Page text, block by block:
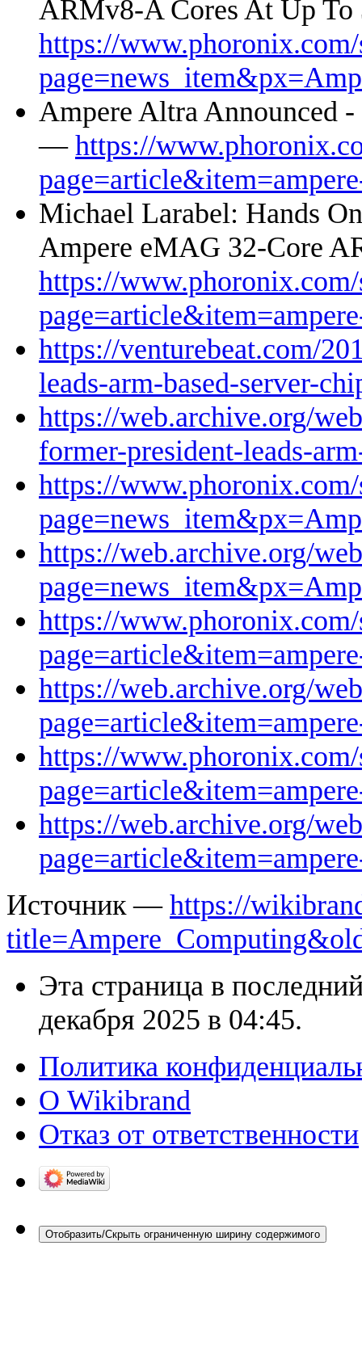
ARMv8-A Cores At Up
https://www.phoronix.com/
Ampere Altra Announced
— https://
Michael Larabel: Hands
Ampere eMAG 32-Core
https://www.phoronix.com/
https://venturebeat.com/
leads-arm-based-server-
https://web.archive.org/
former-president-leads-
https://www.phoronix.com/
https://web.archive.org/
https://www.phoronix.com/
https://web.archive.org/
https://www.phoronix.com/
https://web.archive.org/
Источник — https://
Эта страница в
декабря 2025 в 04:45.
Политика
О Wikibrand
Отказ от ответственности
Отобразить/Скрыть ограниченную ширину содержимого